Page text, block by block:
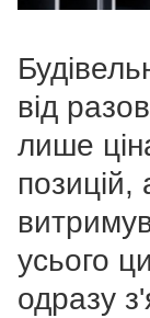
від
лише
позицій,
усього
одразу